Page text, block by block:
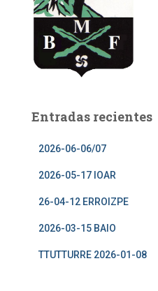
Entradas recientes
2026-06-06/07
2026-05-17 IOAR
26-04-12 ERROIZPE
2026-03-15 BAIO
TTUTTURRE 2026-01-08